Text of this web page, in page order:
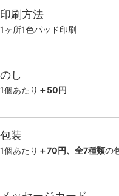
印刷方法
1ヶ所1色パッド印刷
のし
1個あたり ＋50円
包装
1個あたり ＋70円、全7種類の